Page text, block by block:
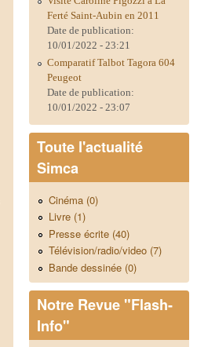
Ferté Saint-Aubin en 2011
Date de publication:
10/01/2022 - 23:21
Comparatif Talbot Tagora 604
Peugeot
Date de publication:
10/01/2022 - 23:07
Toute l'actualité
Simca
Cinéma (0)
Livre (1)
Presse écrite (40)
Télévision/radio/video (7)
Bande dessinée (0)
Notre Revue "Flash-
Info"